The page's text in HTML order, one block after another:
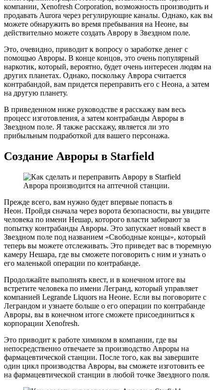
компании, Xenofresh Corporation, возможность производить и
продавать Aurora через регулирующие каналы. Однако, как вы
можете обнаружить во время пребывания на Неоне, вы
действительно можете создать Аврору в Звездном поле.
Это, очевидно, приводит к вопросу о заработке денег с
помощью Авроры. В конце концов, это очень популярный
наркотик, который, вероятно, будет очень интересен людям на
других планетах. Однако, поскольку Аврора считается
контрабандой, вам придется переправить его с Неона, а затем
на другую планету.
В приведенном ниже руководстве я расскажу вам весь
процесс изготовления, а затем контрабанды Авроры в
Звездном поле. Я также расскажу, является ли это
прибыльным подработкой для вашего персонажа.
Создание Авроры в Starfield
Аврора производится на аптечной станции.
Прежде всего, вам нужно будет впервые попасть в
Неон. Пройдя сначала через ворота безопасности, вы увидите
человека по имени Нешар, которого власти забирают за
попытку контрабанды Авроры. Это запускает новый квест в
Звездном поле под названием «Свободные концы», который
теперь вы можете отслеживать. Это приведет вас в тюремную
камеру Нешара, где вы сможете поговорить с ним и узнать о
его маленькой операции по контрабанде.
Продолжайте выполнять квест, и в конечном итоге вы
встретите человека по имени Легранд, который управляет
компанией Legrande Liquors на Неоне. Если вы поговорите с
Леграндом и узнаете больше о его операции по контрабанде
Авроры, вы в конечном итоге сможете присоединиться к
корпорации Xenofresh.
Это приводит к работе химиком в компании, где вы
непосредственно отвечаете за производство Авроры на
фармацевтической станции. После того, как вы завершите
один цикл производства Авроры, вы сможете изготовить ее
на фармацевтической станции в любой точке Звездного поля.